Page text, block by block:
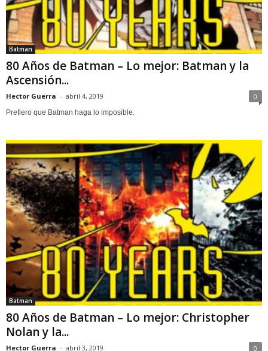
Batman
80 Años de Batman – Lo mejor: Batman y la
Ascensión...
Hector Guerra - abril 4, 2019 0
Prefiero que Batman haga lo imposible.
Batman
80 Años de Batman – Lo mejor: Christopher
Nolan y la...
Hector Guerra - abril 3, 2019 0